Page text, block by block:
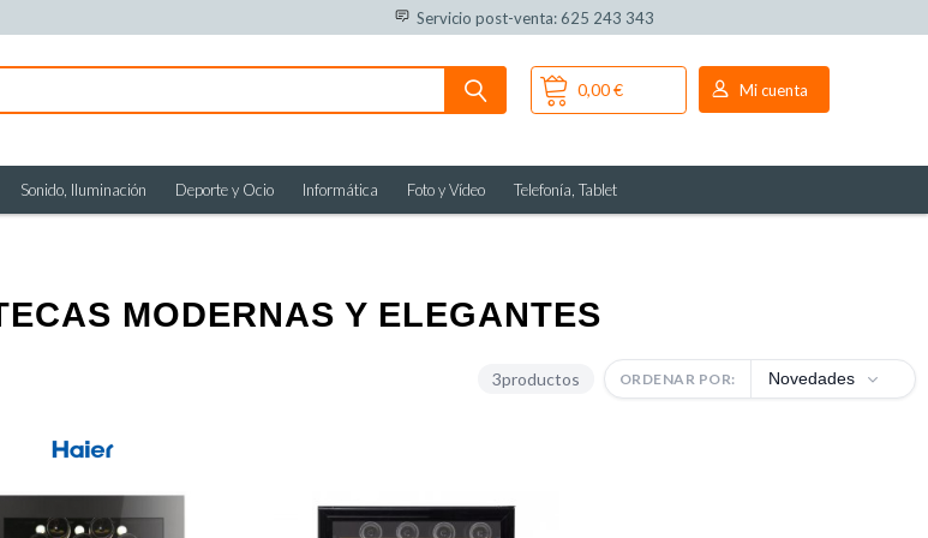
Servicio post-venta: 625 243 343
0,00 € Mi cuenta
Sonido, Iluminación Deporte y Ocio Informática Foto y Vídeo Telefonía, Tablet
MODERNAS Y ELEGANTES
3productos ORDENAR POR: Novedades